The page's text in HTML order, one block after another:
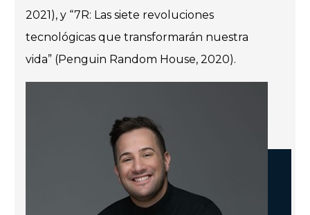
2021), y “7R: Las siete revoluciones
tecnológicas que transformarán nuestra
vida” (Penguin Random House, 2020).